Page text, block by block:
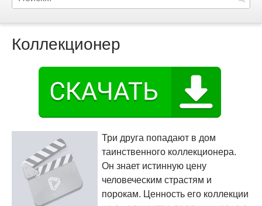
Коллекционер
Три друга попадают в дом
таинственного коллекционера.
Он знает истинную цену
человеческим страстям и
порокам. Ценность его коллекции